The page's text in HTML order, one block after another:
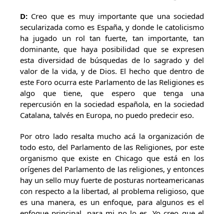
D: Creo que es muy importante que una sociedad
secularizada como es España, y donde le catolicismo
ha jugado un rol tan fuerte, tan importante, tan
dominante, que haya posibilidad que se expresen
esta diversidad de búsquedas de lo sagrado y del
valor de la vida, y de Dios. El hecho que dentro de
este Foro ocurra este Parlamento de las Religiones es
algo que tiene, que espero que tenga una
repercusión en la sociedad española, en la sociedad
Catalana, talvés en Europa, no puedo predecir eso.
Por otro lado resalta mucho acá la organización de
todo esto, del Parlamento de las Religiones, por este
organismo que existe en Chicago que está en los
orígenes del Parlamento de las religiones, y entonces
hay un sello muy fuerte de posturas norteamericanas
con respecto a la libertad, al problema religioso, que
es una manera, es un enfoque, para algunos es el